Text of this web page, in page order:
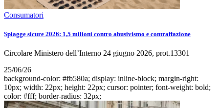
Consumatori
Spiagge sicure 2026: 1,5 milioni contro abusivismo e contraffazione
Circolare Ministero dell’Interno 24 giugno 2026, prot.13301
25/06/26
background-color: #fb580a; display: inline-block; margin-right:
10px; width: 22px; height: 22px; cursor: pointer; font-weight: bold;
color: #fff; border-radius: 32px;